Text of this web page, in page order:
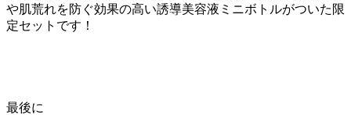
や肌荒れを防ぐ効果の高い誘導美容液ミニボトルがついた限
定セットです！
最後に